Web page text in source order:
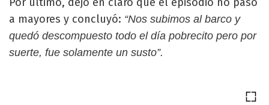
a mayores y concluyó: “Nos subimos al barco y
quedó descompuesto todo el día pobrecito pero por
suerte, fue solamente un susto”.